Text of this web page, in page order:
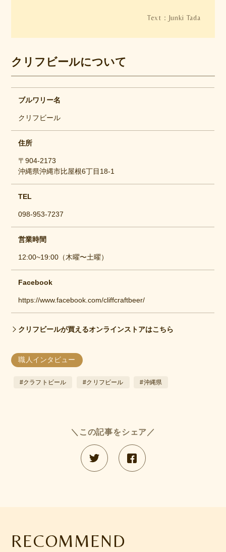
Junki Tada
クリフビールについて
ブルワリー名
クリフビール
住所
〒904-2173
沖縄県沖縄市比屋根6丁目18-1
TEL
098-953-7237
営業時間
12:00~19:00（木曜〜土曜）
Facebook
https://www.facebook.com/cliffcraftbeer/
クリフビールが買えるオンラインストアはこちら
職人インタビュー
#クラフトビール #クリフビール #沖縄県
＼この記事をシェア／
RECOMMEND